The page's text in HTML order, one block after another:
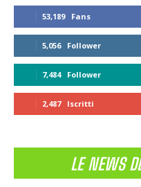
53,189 Fans
5,056 Follower
7,484 Follower
2,487 Iscritti
LE NEWS